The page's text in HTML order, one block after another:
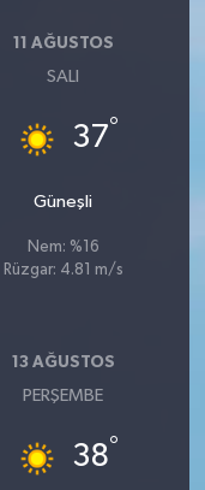
11 AĞUSTOS
SALI
37°
Güneşli
Nem: %16
Rüzgar: 4.81 m/s
13 AĞUSTOS
PERŞEMBE
38°